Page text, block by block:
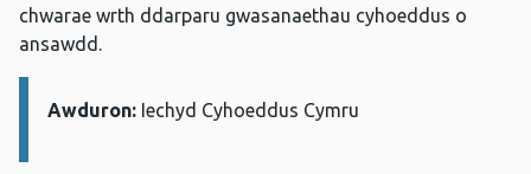
chwarae wrth ddarparu gwasanaethau cyhoeddus o
ansawdd.
Manylion:
Awduron: Iechyd Cyhoeddus Cymru